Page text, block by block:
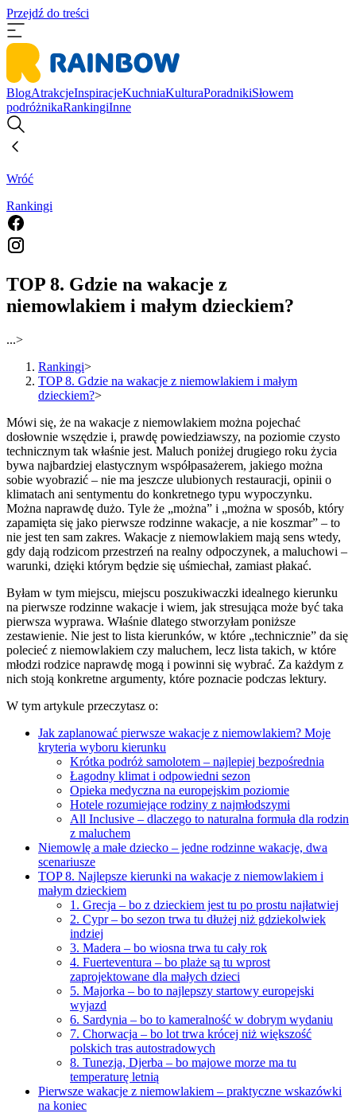
Przejdź do treści
BlogAtrakcjeInspiracjeKuchniaKulturaPoradnikiSłowem
podróżnikaRankingiInne
Wróć
Rankingi
TOP 8. Gdzie na wakacje z
niemowlakiem i małym dzieckiem?
...>
Rankingi>
TOP 8. Gdzie na wakacje z niemowlakiem i małym
dzieckiem?>
Mówi się, że na wakacje z niemowlakiem można pojechać
dosłownie wszędzie i, prawdę powiedziawszy, na poziomie czysto
technicznym tak właśnie jest. Maluch poniżej drugiego roku życia
bywa najbardziej elastycznym współpasażerem, jakiego można
sobie wyobrazić – nie ma jeszcze ulubionych restauracji, opinii o
klimatach ani sentymentu do konkretnego typu wypoczynku.
Można naprawdę dużo. Tyle że „można” i „można w sposób, który
zapamięta się jako pierwsze rodzinne wakacje, a nie koszmar” – to
nie jest ten sam zakres. Wakacje z niemowlakiem mają sens wtedy,
gdy dają rodzicom przestrzeń na realny odpoczynek, a maluchowi –
warunki, dzięki którym będzie się uśmiechał, zamiast płakać.
Byłam w tym miejscu, miejscu poszukiwaczki idealnego kierunku
na pierwsze rodzinne wakacje i wiem, jak stresująca może być taka
pierwsza wyprawa. Właśnie dlatego stworzyłam poniższe
zestawienie. Nie jest to lista kierunków, w które „technicznie” da się
polecieć z niemowlakiem czy maluchem, lecz lista takich, w które
młodzi rodzice naprawdę mogą i powinni się wybrać. Za każdym z
nich stoją konkretne argumenty, które poznacie podczas lektury.
W tym artykule przeczytasz o:
Jak zaplanować pierwsze wakacje z niemowlakiem? Moje
kryteria wyboru kierunku
Krótka podróż samolotem – najlepiej bezpośrednia
Łagodny klimat i odpowiedni sezon
Opieka medyczna na europejskim poziomie
Hotele rozumiejące rodziny z najmłodszymi
All Inclusive – dlaczego to naturalna formuła dla rodzin
z maluchem
Niemowlę a małe dziecko – jedne rodzinne wakacje, dwa
scenariusze
TOP 8. Najlepsze kierunki na wakacje z niemowlakiem i
małym dzieckiem
1. Grecja – bo z dzieckiem jest tu po prostu najłatwiej
2. Cypr – bo sezon trwa tu dłużej niż gdziekolwiek
indziej
3. Madera – bo wiosna trwa tu cały rok
4. Fuerteventura – bo plaże są tu wprost
zaprojektowane dla małych dzieci
5. Majorka – bo to najlepszy startowy europejski
wyjazd
6. Sardynia – bo to kameralność w dobrym wydaniu
7. Chorwacja – bo lot trwa krócej niż większość
polskich tras autostradowych
8. Tunezja, Djerba – bo majowe morze ma tu
temperaturę letnią
Pierwsze wakacje z niemowlakiem – praktyczne wskazówki
na koniec